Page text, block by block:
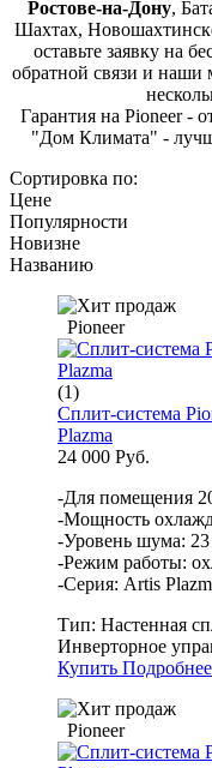
Ростове-на-Дону,
Шахтах,
оставьте заявку на
обратной связи и наши
Гарантия на Pioneer -
"Дом Климата" -
Сортировка по:
Цене
Популярности
Новизне
Названию
Pioneer
(1)
Сплит-система
Plazma
24 000 Руб.
-Для помещения
-Мощность
-Уровень шума:
-Режим работы:
-Серия: Artis
Тип: Настенная
Инверторное
Купить Подробнее
Pioneer